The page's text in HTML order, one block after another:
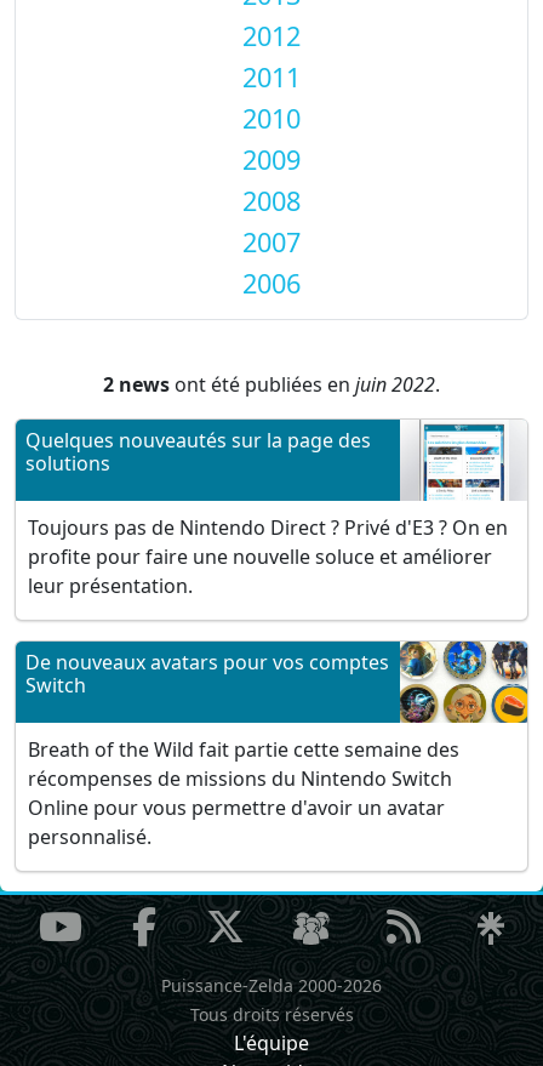
2012
2011
2010
2009
2008
2007
2006
2 news ont été publiées en juin 2022.
Quelques nouveautés sur la page des
solutions
Toujours pas de Nintendo Direct ? Privé d'E3 ? On en
profite pour faire une nouvelle soluce et améliorer
leur présentation.
De nouveaux avatars pour vos comptes
Switch
Breath of the Wild fait partie cette semaine des
récompenses de missions du Nintendo Switch
Online pour vous permettre d'avoir un avatar
personnalisé.
Puissance-Zelda 2000-2026
Tous droits réservés
L'équipe